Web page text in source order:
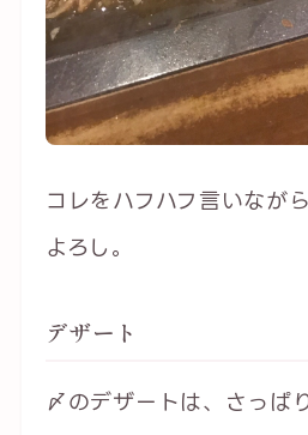
コレをハフハフ言いなが
よろし。
デザート
〆のデザートは、さっぱ